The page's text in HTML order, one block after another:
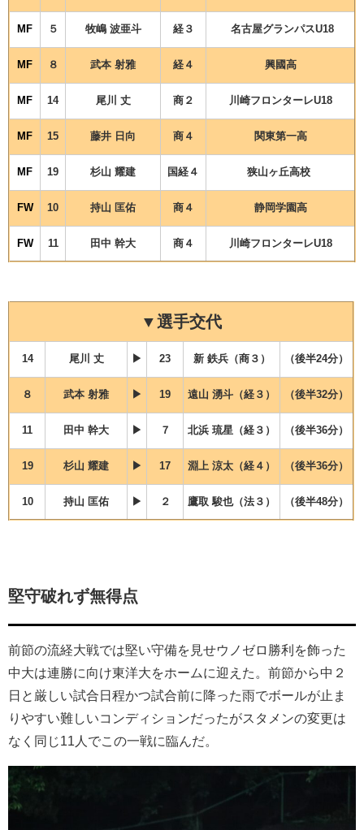
MF ５ 牧嶋 波亜斗 経３ 名古屋グランパスU18
MF ８ 武本 射雅 経４ 興國高
MF 14 尾川 丈 商２ 川崎フロンターレU18
MF 15 藤井 日向 商４ 関東第一高
MF 19 杉山 耀建 国経４ 狭山ヶ丘高校
FW 10 持山 匡佑 商４ 静岡学園高
FW 11 田中 幹大 商４ 川崎フロンターレU18
▼選手交代
14 尾川 丈 ▶ 23 新 鉄兵（商３） （後半24分）
８ 武本 射雅 ▶ 19 遠山 湧斗（経３） （後半32分）
11 田中 幹大 ▶ ７ 北浜 琉星（経３） （後半36分）
19 杉山 耀建 ▶ 17 淵上 涼太（経４） （後半36分）
10 持山 匡佑 ▶ ２ 鷹取 駿也（法３） （後半48分）
堅守破れず無得点
前節の流経大戦では堅い守備を見せウノゼロ勝利を飾った
中大は連勝に向け東洋大をホームに迎えた。前節から中２
日と厳しい試合日程かつ試合前に降った雨でボールが止ま
りやすい難しいコンディションだったがスタメンの変更は
なく同じ11人でこの一戦に臨んだ。